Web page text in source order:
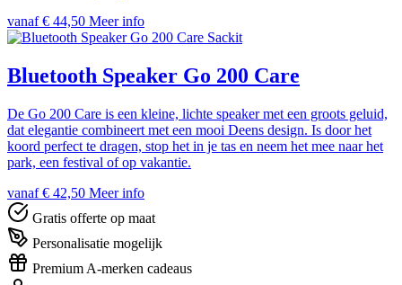
vanaf € 44,50 Meer info
Sackit
Bluetooth Speaker Go 200 Care
De Go 200 Care is een kleine, lichte speaker met een groots geluid,
dat elegantie combineert met een mooi Deens design. Is door het
koord perfect te dragen, stop het in je tas en neem het mee naar het
park, een festival of op vakantie.
vanaf € 42,50 Meer info
Gratis offerte op maat
Personalisatie mogelijk
Premium A-merken cadeaus